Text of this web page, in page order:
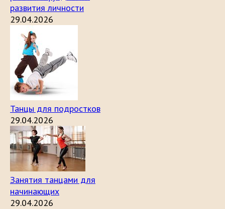
развития личности
29.04.2026
Танцы для подростков
29.04.2026
Занятия танцами для
начинающих
29.04.2026